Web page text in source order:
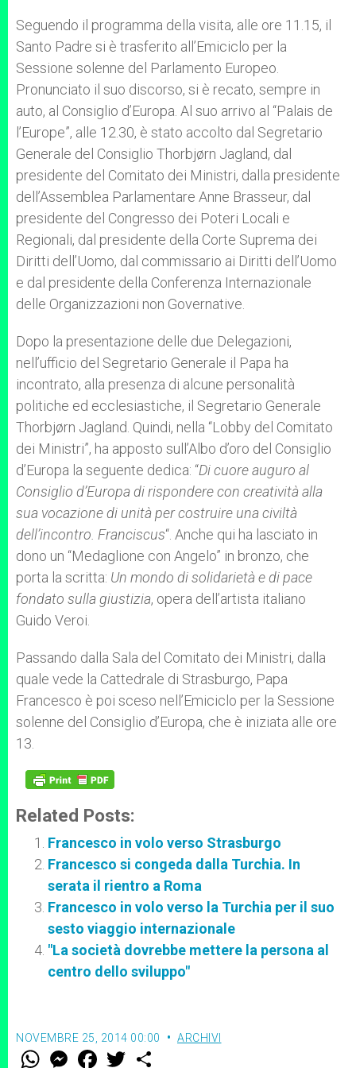
Seguendo il programma della visita, alle ore 11.15, il
Santo Padre si è trasferito all’Emiciclo per la
Sessione solenne del Parlamento Europeo.
Pronunciato il suo discorso, si è recato, sempre in
auto, al Consiglio d’Europa. Al suo arrivo al “Palais de
l’Europe”, alle 12.30, è stato accolto dal Segretario
Generale del Consiglio Thorbjørn Jagland, dal
presidente del Comitato dei Ministri, dalla presidente
dell’Assemblea Parlamentare Anne Brasseur, dal
presidente del Congresso dei Poteri Locali e
Regionali, dal presidente della Corte Suprema dei
Diritti dell’Uomo, dal commissario ai Diritti dell’Uomo
e dal presidente della Conferenza Internazionale
delle Organizzazioni non Governative.
Dopo la presentazione delle due Delegazioni,
nell’ufficio del Segretario Generale il Papa ha
incontrato, alla presenza di alcune personalità
politiche ed ecclesiastiche, il Segretario Generale
Thorbjørn Jagland. Quindi, nella “Lobby del Comitato
dei Ministri”, ha apposto sull’Albo d’oro del Consiglio
d’Europa la seguente dedica: “Di cuore auguro al
Consiglio d’Europa di rispondere con creatività alla
sua vocazione di unità per costruire una civiltà
dell’incontro. Franciscus“. Anche qui ha lasciato in
dono un “Medaglione con Angelo” in bronzo, che
porta la scritta: Un mondo di solidarietà e di pace
fondato sulla giustizia, opera dell’artista italiano
Guido Veroi.
Passando dalla Sala del Comitato dei Ministri, dalla
quale vede la Cattedrale di Strasburgo, Papa
Francesco è poi sceso nell’Emiciclo per la Sessione
solenne del Consiglio d’Europa, che è iniziata alle ore
13.
Related Posts:
Francesco in volo verso Strasburgo
Francesco si congeda dalla Turchia. In
serata il rientro a Roma
Francesco in volo verso la Turchia per il suo
sesto viaggio internazionale
"La società dovrebbe mettere la persona al
centro dello sviluppo"
NOVEMBRE 25, 2014 00:00 ARCHIVI
W M F